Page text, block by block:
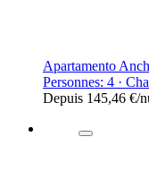
Apartamento
Personnes: 4 ·
Depuis 145,46 €/